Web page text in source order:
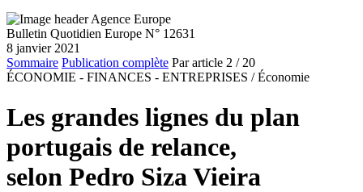
Bulletin Quotidien Europe N° 12631
8 janvier 2021
Sommaire Publication complète Par article 2 / 20
ÉCONOMIE - FINANCES - ENTREPRISES / Économie
Les grandes lignes du plan
portugais de relance,
selon Pedro Siza Vieira